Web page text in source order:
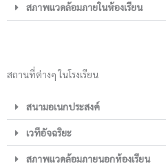
สภาพแวดล้อมภายในห้องเรียน
สถานที่ต่างๆ ในโรงเรียน
สนามอเนกประสงค์
เวทีอัจฉริยะ
สภาพแวดล้อมภายนอกห้องเรียน